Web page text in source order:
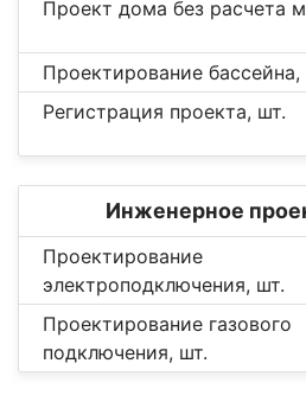
Проект дома без расчета
Проектирование бассейна,
Регистрация проекта, шт.
Инженерное
Проектирование
электроподключения, шт.
Проектирование газового
подключения, шт.